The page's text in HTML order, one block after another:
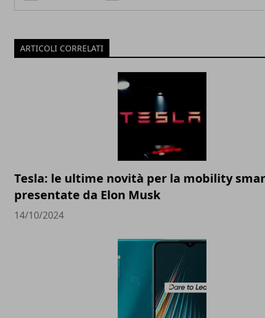
ARTICOLI CORRELATI
Tesla: le ultime novità per la mobility
presentate da Elon Musk
14/10/2024